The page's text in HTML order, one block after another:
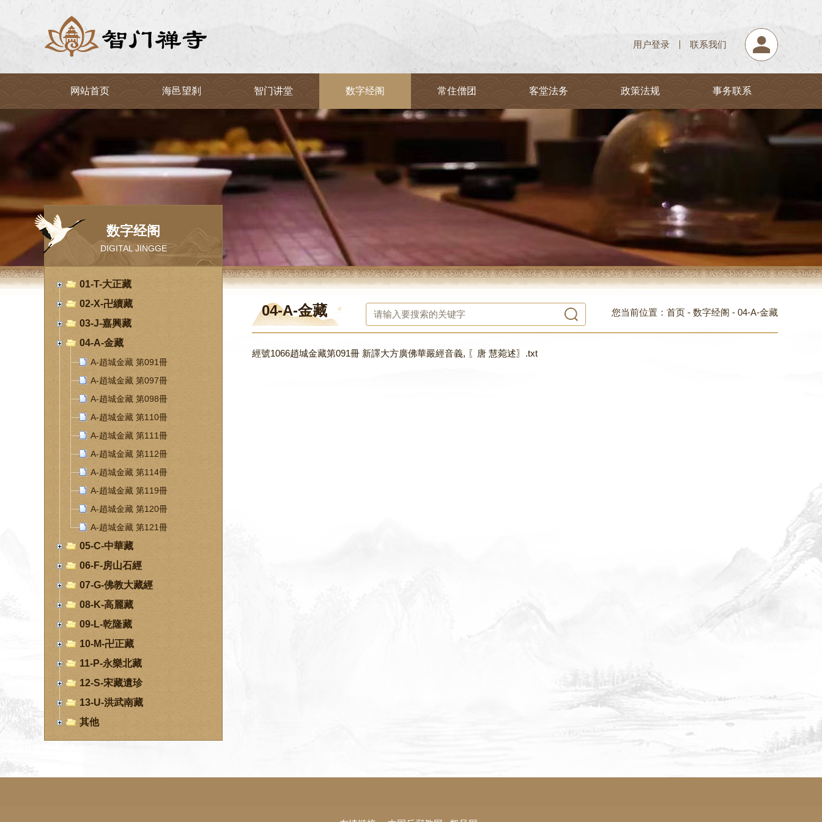
用户登录 联系我们
网站首页 海邑望刹 智门讲堂 数字经阁 常住僧团 客堂法务 政策法规 事务联系
数字经阁
DIGITAL JINGGE
01-T-大正藏
02-X-卍續藏
03-J-嘉興藏
04-A-金藏
A-趙城金藏 第091冊
A-趙城金藏 第097冊
A-趙城金藏 第098冊
A-趙城金藏 第110冊
A-趙城金藏 第111冊
A-趙城金藏 第112冊
A-趙城金藏 第114冊
A-趙城金藏 第119冊
A-趙城金藏 第120冊
A-趙城金藏 第121冊
05-C-中華藏
06-F-房山石經
07-G-佛教大藏經
08-K-高麗藏
09-L-乾隆藏
10-M-卍正藏
11-P-永樂北藏
12-S-宋藏遺珍
13-U-洪武南藏
其他
04-A-金藏 您当前位置： 首页 - 数字经阁 - 04-A-金藏
經號1066趙城金藏第091冊 新譯大方廣佛華嚴經音義, 〖唐 慧菀述〗.txt